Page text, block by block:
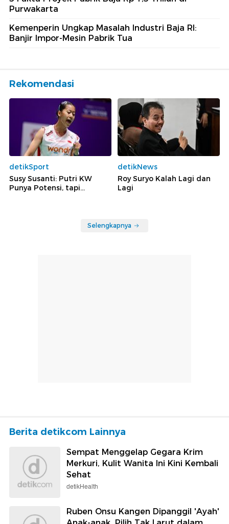
Purwakarta
Kemenperin Ungkap Masalah Industri Baja RI:
Banjir Impor-Mesin Pabrik Tua
Rekomendasi
detikSport
Susy Susanti: Putri KW
Punya Potensi, tapi...
detikNews
Roy Suryo Kalah Lagi dan
Lagi
Selengkapnya
Berita detikcom Lainnya
Sempat Menggelap Gegara Krim
Merkuri, Kulit Wanita Ini Kini Kembali
Sehat
detikHealth
Ruben Onsu Kangen Dipanggil 'Ayah'